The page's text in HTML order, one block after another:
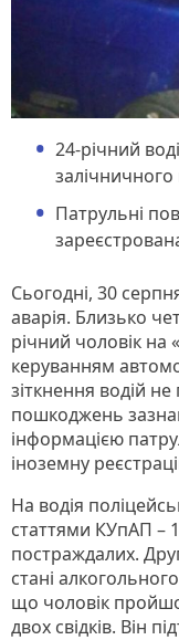
24-річний
залічничного
Патрульні
Сьогодні, 30
аварія. Близько
річний чоловік на
керуванням
зіткнення водій
пошкоджень
інформацією
іноземну
На водія
статтями КУпАП –
постраждалих.
стані
що чоловік
двох свідків. Він